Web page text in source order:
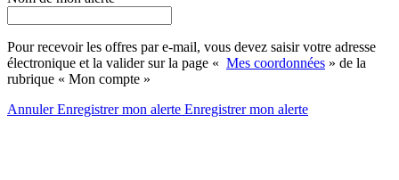
Pour recevoir les offres par e-mail, vous devez saisir votre adresse
électronique et la valider sur la page « Mes coordonnées » de la
rubrique « Mon compte »
AnnulerEnregistrer mon alerte Enregistrermon alerte